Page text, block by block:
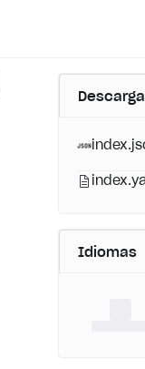
Idiomas